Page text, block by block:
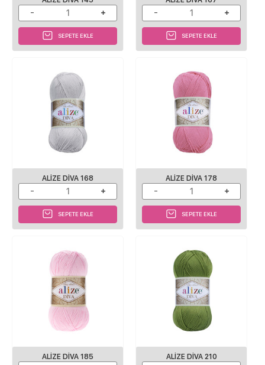
SEPETE EKLE SEPETE EKLE
ALIZE DIVA 168
SEPETE EKLE
ALIZE DIVA 178
SEPETE EKLE
ALIZE DIVA 185 ALIZE DIVA 210